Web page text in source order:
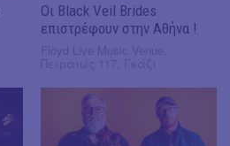
Οι Black Veil Brides
επιστρέφουν στην Αθήνα !